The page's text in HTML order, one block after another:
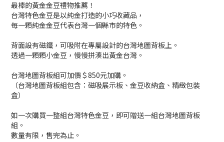
最棒的黃金金豆禮物推薦！
台灣特色金豆是以純金打造的小巧收藏品，
每一顆純金金豆代表台灣一個縣市的特色。
背面設有磁鐵，可吸附在專屬設計的台灣地圖背板上。
透過一顆顆小金豆，慢慢拼湊出黃金台灣。
台灣地圖背板組可加價＄850元加購。
（台灣地圖背板組包含：磁吸展示板、金豆收納盒、精緻包裝
盒）
如一次購買一整組台灣特色金豆，即可贈送一組台灣地圖背板
組。
數量有限，售完為止。